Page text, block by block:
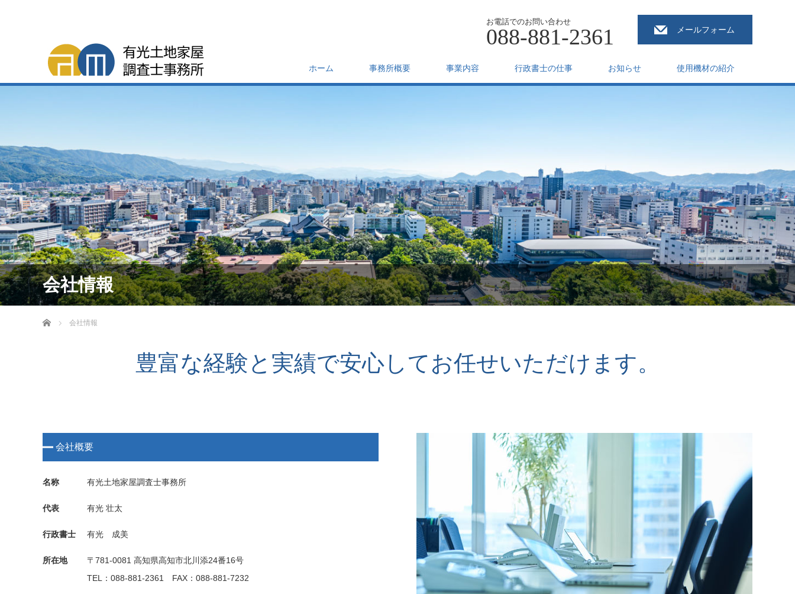
お電話でのお問い合わせ
088-881-2361 メールフォーム
ホーム 事務所概要 事業内容 行政書士の仕事 お知らせ 使用機材の紹介
会社情報
ホーム 会社情報
豊富な経験と実績で安心してお任せいただけます。
会社概要
名称 有光土地家屋調査士事務所
代表 有光 壮太
行政書士 有光 成美
所在地
〒781-0081 高知県高知市北川添24番16号
TEL：088-881-2361 FAX：088-881-7232